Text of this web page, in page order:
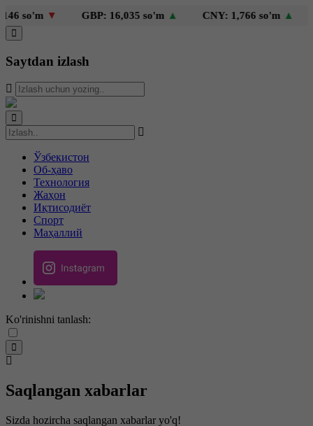
so'm▼ GBP: 16,035 so'm▲ CNY: 1,766 so'm▲
Saytdan izlash
Ўзбекистон
Об-ҳаво
Технология
Жаҳон
Иқтисодиёт
Спорт
Маҳаллий
Ko'rinishni tanlash:
Saqlangan xabarlar
Sizda hozircha saqlangan xabarlar yo'q!